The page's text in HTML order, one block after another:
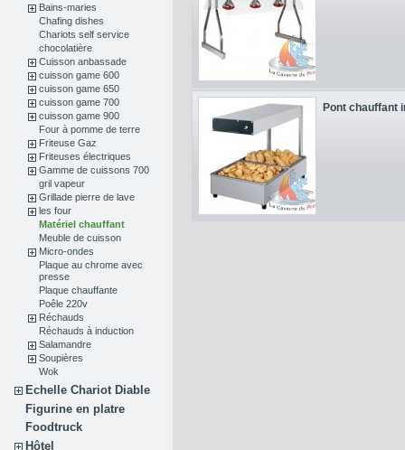
Bains-maries
Chafing dishes
Chariots self service
chocolatière
Cuisson anbassade
cuisson game 600
cuisson game 650
cuisson game 700
cuisson game 900
Four à pomme de terre
Friteuse Gaz
Friteuses électriques
Gamme de cuissons 700
gril vapeur
Grillade pierre de lave
les four
Matériel chauffant
Meuble de cuisson
Micro-ondes
Plaque au chrome avec
presse
Plaque chauffante
Poêle 220v
Réchauds
Réchauds à induction
Salamandre
Soupières
Wok
Echelle Chariot Diable
Figurine en platre
Foodtruck
Hôtel
Pont chauffant